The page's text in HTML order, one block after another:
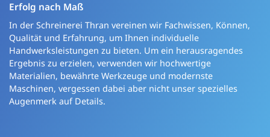
Erfolg nach Maß
In der Schreinerei Thran vereinen wir Fachwissen, Können,
Qualität und Erfahrung, um Ihnen individuelle
Handwerksleistungen zu bieten. Um ein herausragendes
Ergebnis zu erzielen, verwenden wir hochwertige
Materialien, bewährte Werkzeuge und modernste
Maschinen, vergessen dabei aber nicht unser spezielles
Augenmerk auf Details.